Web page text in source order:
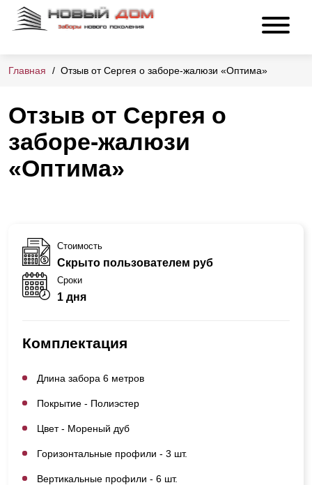
Главная Отзыв от Сергея о заборе-жалюзи «Оптима»
Отзыв от Сергея о
заборе-жалюзи
«Оптима»
Стоимость
Скрыто пользователем руб
Сроки
1 дня
Комплектация
Длина забора 6 метров
Покрытие - Полиэстер
Цвет - Мореный дуб
Горизонтальные профили - 3 шт.
Вертикальные профили - 6 шт.